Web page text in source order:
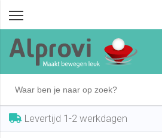
Levertijd 1-2 werkdagen
€ 5,25